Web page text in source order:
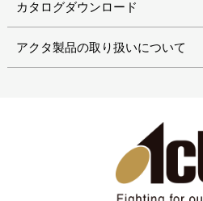
カタログダウンロード
アクタ製品の取り扱いについて